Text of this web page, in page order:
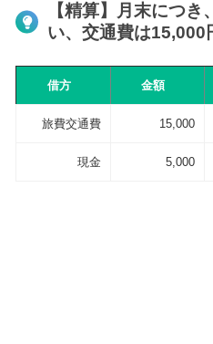
【精算】月末につ
い、交通費は15,000
借方 金額
旅費交通費 15,000
現金 5,000